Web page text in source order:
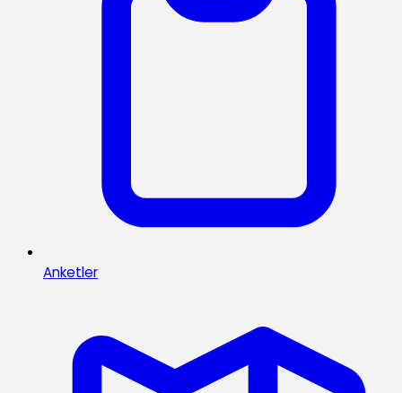
Anketler